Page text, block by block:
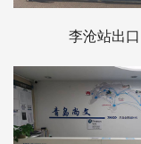
李沧站出口